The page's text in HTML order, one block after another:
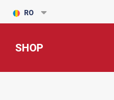
RO
SHOP